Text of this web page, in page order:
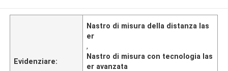
Evidenziare:
Nastro di misura della distanza las
er
,
Nastro di misura con tecnologia las
er avanzata